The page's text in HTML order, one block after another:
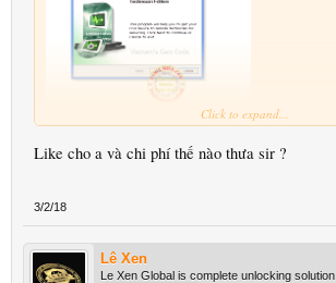
Click to expand...
Like cho a và chi phí thế nào thưa sir ?
3/2/18
Lê Xen
Le Xen Global is complete unlocking solution